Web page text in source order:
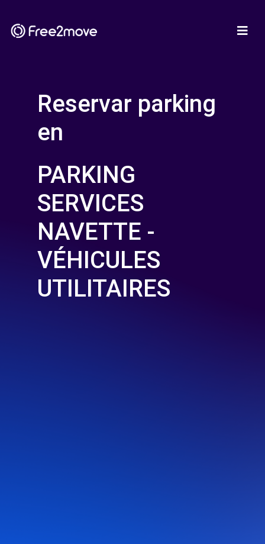
Reservar parking
en
PARKING
SERVICES
NAVETTE -
VÉHICULES
UTILITAIRES